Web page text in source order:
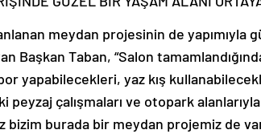
meydan projesinin de yapımıyla
Başkan Taban, “Salon
yapabilecekleri, yaz kış
peyzaj çalışmaları ve otopark
bizim burada bir meydan projemiz de